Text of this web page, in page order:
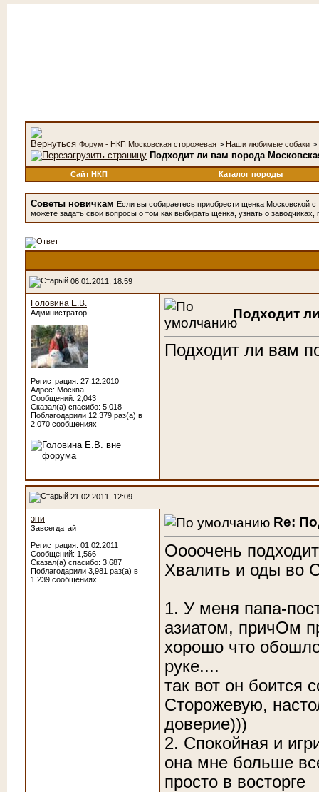
Форум - НКП Московская сторожевая > Наши любимые собаки >
Подходит ли вам порода
Сайт НКП Каталог породы
Советы новичкам Если вы собираетесь приобрести щенка Московской
можете задать свои вопросы о том как выбирать щенка, узнать о
06.01.2011, 18:59
Головина Е.В.
Администратор
Регистрация: 27.12.2010
Адрес: Москва
Сообщений: 2,043
Сказал(а) спасибо: 5,018
Поблагодарили 12,379 раз(а) в
2,070 сообщениях
Подходит
Подходит ли вам
21.02.2011, 12:09
эни
Завсегдатай
Регистрация: 01.02.2011
Сообщений: 1,566
Сказал(а) спасибо: 3,687
Поблагодарили 3,981 раз(а) в
1,239 сообщениях
Re:
Оооочень
Хвалить и оды во
1. У меня папа-
азиатом, причОм
хорошо что
руке....
так вот он боится
Сторожевую,
доверие)))
2. Спокойная и
она мне больше
просто в восторге